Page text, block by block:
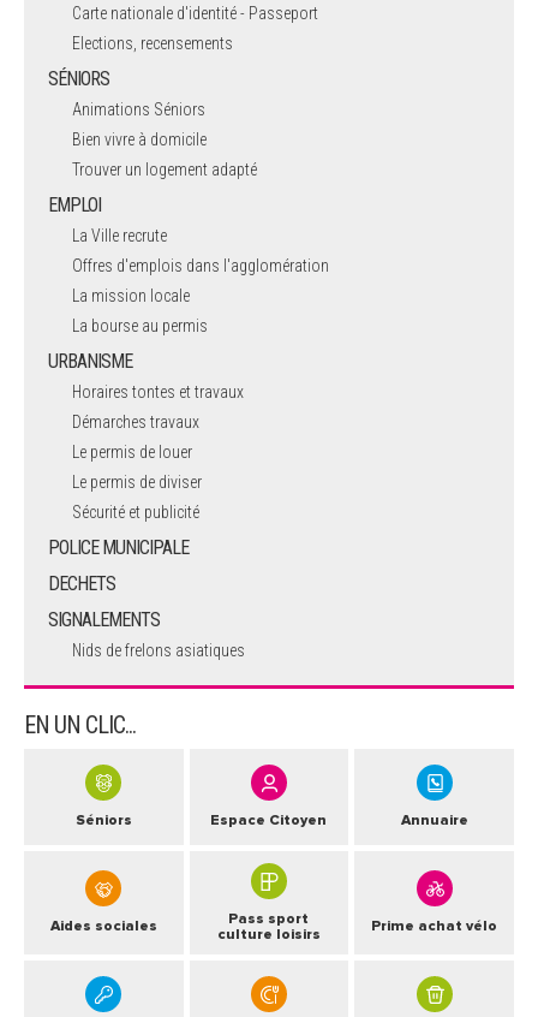
Carte nationale d'identité - Passeport
Elections, recensements
SÉNIORS
Animations Séniors
Bien vivre à domicile
Trouver un logement adapté
EMPLOI
La Ville recrute
Offres d'emplois dans l'agglomération
La mission locale
La bourse au permis
URBANISME
Horaires tontes et travaux
Démarches travaux
Le permis de louer
Le permis de diviser
Sécurité et publicité
POLICE MUNICIPALE
DECHETS
SIGNALEMENTS
Nids de frelons asiatiques
EN UN CLIC...
Séniors Espace Citoyen Annuaire
Aides sociales
Pass sport
culture loisirs
Prime achat vélo